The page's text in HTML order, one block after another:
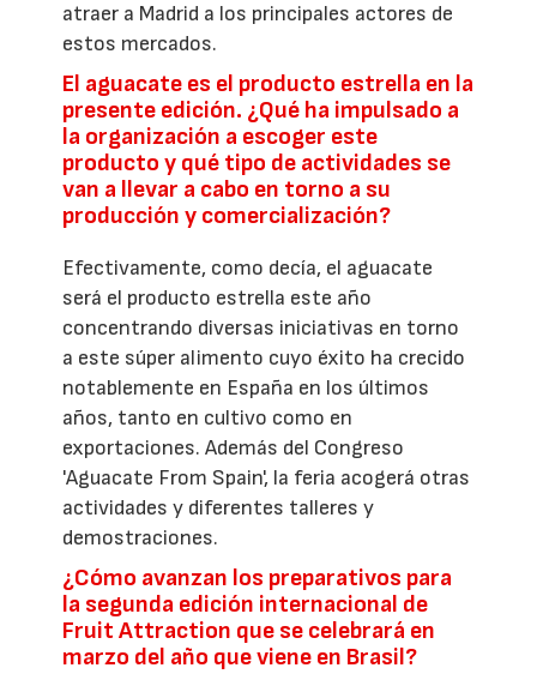
atraer a Madrid a los principales actores de
estos mercados.
El aguacate es el producto estrella en la
presente edición. ¿Qué ha impulsado a
la organización a escoger este
producto y qué tipo de actividades se
van a llevar a cabo en torno a su
producción y comercialización?
Efectivamente, como decía, el aguacate
será el producto estrella este año
concentrando diversas iniciativas en torno
a este súper alimento cuyo éxito ha crecido
notablemente en España en los últimos
años, tanto en cultivo como en
exportaciones. Además del Congreso
'Aguacate From Spain', la feria acogerá otras
actividades y diferentes talleres y
demostraciones.
¿Cómo avanzan los preparativos para
la segunda edición internacional de
Fruit Attraction que se celebrará en
marzo del año que viene en Brasil?